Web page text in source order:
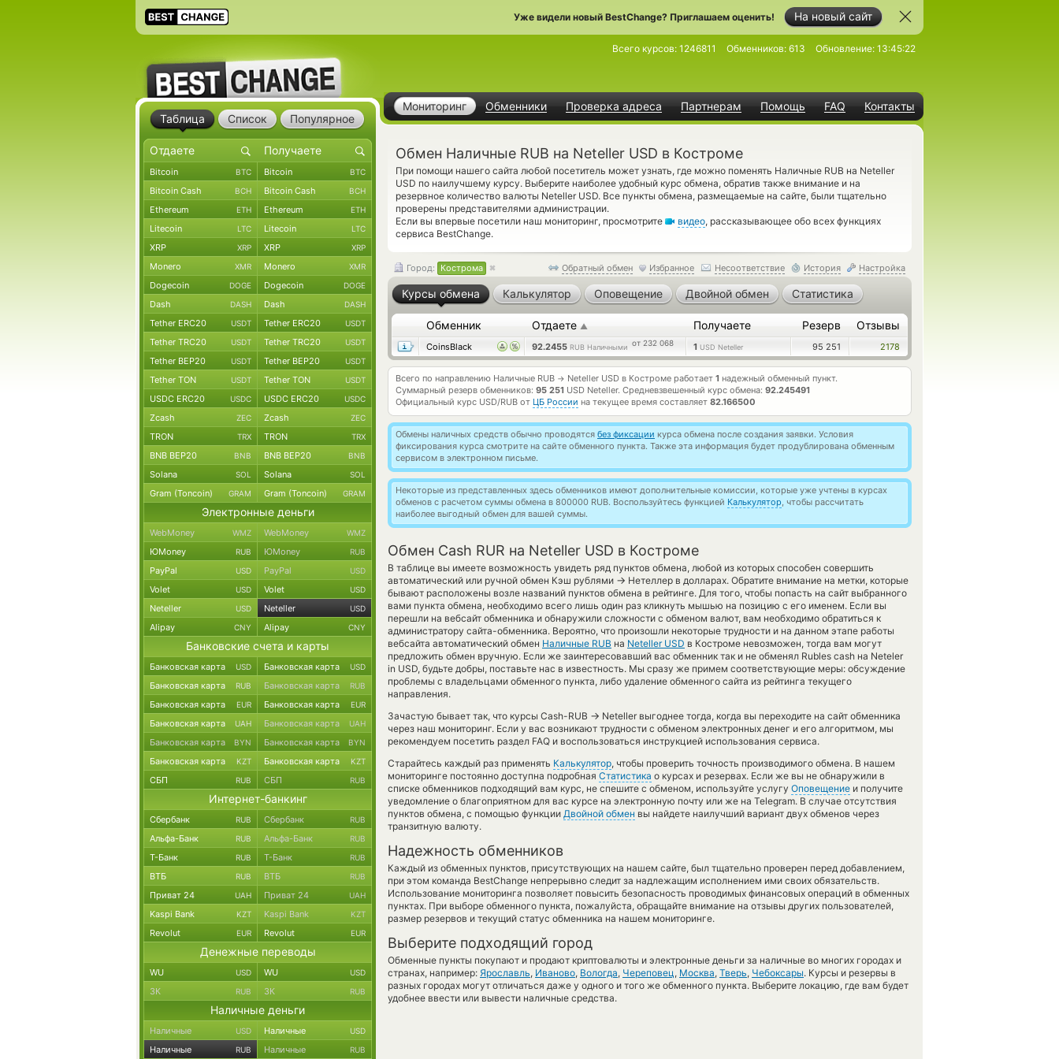
На новый сайт
Уже видели новый BestChange? Приглашаем оценить!
Мониторинг Обменники Проверка адреса Партнерам Помощь FAQ Контакты
Всего курсов: 1246811 Обменников: 613 Обновление: 13:45:22
Обмен Наличные RUB на Neteller USD в Костроме
При помощи нашего сайта любой посетитель может узнать, где можно поменять Наличные RUB на Neteller
USD по наилучшему курсу. Выберите наиболее удобный курс обмена, обратив также внимание и на
резервное количество валюты Neteller USD. Все пункты обмена, размещаемые на сайте, были тщательно
проверены представителями администрации.
Если вы впервые посетили наш мониторинг, просмотрите
видео, рассказывающее обо всех функциях
сервиса BestChange.
Обратный обмен Избранное Несоответствие История Настройка
Город: Кострома
Курсы обмена Калькулятор Оповещение Двойной обмен Статистика
Обменник Отдаете ▲ Получаете Резерв Отзывы
CoinsBlack 92.2455 RUB Наличными от 232 068 1 USD Neteller 95 251 2178
Всего по направлению Наличные RUB → Neteller USD в Костроме работает 1 надежный обменный пункт.
Суммарный резерв обменников: 95 251 USD Neteller. Средневзвешенный курс обмена: 92.245491
Официальный курс USD/RUB от ЦБ России на текущее время составляет 82.166500
Обмены наличных средств обычно проводятся без фиксации курса обмена после создания заявки. Условия
фиксирования курса смотрите на сайте обменного пункта. Также эта информация будет продублирована обменным
сервисом в электронном письме.
Некоторые из представленных здесь обменников имеют дополнительные комиссии, которые уже учтены в курсах
обменов с расчетом суммы обмена в 800000 RUB. Воспользуйтесь функцией Калькулятор, чтобы рассчитать
наиболее выгодный обмен для вашей суммы.
Обмен Cash RUR на Neteller USD в Костроме
В таблице вы имеете возможность увидеть ряд пунктов обмена, любой из которых способен совершить
автоматический или ручной обмен Кэш рублями → Нетеллер в долларах. Обратите внимание на метки, которые
бывают расположены возле названий пунктов обмена в рейтинге. Для того, чтобы попасть на сайт выбранного
вами пункта обмена, необходимо всего лишь один раз кликнуть мышью на позицию с его именем. Если вы
перешли на вебсайт обменника и обнаружили сложности с обменом валют, вам необходимо обратиться к
администратору сайта-обменника. Вероятно, что произошли некоторые трудности и на данном этапе работы
вебсайта автоматический обмен Наличные RUB на Neteller USD в Костроме невозможен, тогда вам могут
предложить обмен вручную. Если же заинтересовавший вас обменник так и не обменял Rubles cash на Neteler
in USD, будьте добры, поставьте нас в известность. Мы сразу же примем соответствующие меры: обсуждение
проблемы с владельцами обменного пункта, либо удаление обменного сайта из рейтинга текущего
направления.
Зачастую бывает так, что курсы Cash-RUB → Neteller выгоднее тогда, когда вы переходите на сайт обменника
через наш мониторинг. Если у вас возникают трудности с обменом электронных денег и его алгоритмом, мы
рекомендуем посетить раздел FAQ и воспользоваться инструкцией использования сервиса.
Старайтесь каждый раз применять Калькулятор, чтобы проверить точность производимого обмена. В нашем
мониторинге постоянно доступна подробная Статистика о курсах и резервах. Если же вы не обнаружили в
списке обменников подходящий вам курс, не спешите с обменом, используйте услугу Оповещение и получите
уведомление о благоприятном для вас курсе на электронную почту или же на Telegram. В случае отсутствия
пунктов обмена, с помощью функции Двойной обмен вы найдете наилучший вариант двух обменов через
транзитную валюту.
Надежность обменников
Каждый из обменных пунктов, присутствующих на нашем сайте, был тщательно проверен перед добавлением,
при этом команда BestChange непрерывно следит за надлежащим исполнением ими своих обязательств.
Использование мониторинга позволяет повысить безопасность проводимых финансовых операций в обменных
пунктах. При выборе обменного пункта, пожалуйста, обращайте внимание на отзывы других пользователей,
размер резервов и текущий статус обменника на нашем мониторинге.
Выберите подходящий город
Обменные пункты покупают и продают криптовалюты и электронные деньги за наличные во многих городах и
странах, например: Ярославль, Иваново, Вологда, Череповец, Москва, Тверь, Чебоксары. Курсы и резервы в
разных городах могут отличаться даже у одного и того же обменного пункта. Выберите локацию, где вам будет
удобнее ввести или вывести наличные средства.
Таблица Список Популярное
Bitcoin BTC Bitcoin BTC
Bitcoin Cash BCH Bitcoin Cash BCH
Ethereum ETH Ethereum ETH
Litecoin LTC Litecoin LTC
XRP XRP XRP XRP
Monero XMR Monero XMR
Dogecoin DOGE Dogecoin DOGE
Dash DASH Dash DASH
Tether ERC20 USDT Tether ERC20 USDT
Tether TRC20 USDT Tether TRC20 USDT
Tether BEP20 USDT Tether BEP20 USDT
Tether TON USDT Tether TON USDT
USDC ERC20 USDC USDC ERC20 USDC
Zcash ZEC Zcash ZEC
TRON TRX TRON TRX
BNB BEP20 BNB BNB BEP20 BNB
Solana SOL Solana SOL
Gram (Toncoin) GRAM Gram (Toncoin) GRAM
Электронные деньги
WebMoney WMZ WebMoney WMZ
ЮMoney RUB ЮMoney RUB
PayPal USD PayPal USD
Volet USD Volet USD
Neteller USD Neteller USD
Alipay CNY Alipay CNY
Банковские счета и карты
Банковская карта USD Банковская карта USD
Банковская карта RUB Банковская карта RUB
Банковская карта EUR Банковская карта EUR
Банковская карта UAH Банковская карта UAH
Банковская карта BYN Банковская карта BYN
Банковская карта KZT Банковская карта KZT
СБП RUB СБП RUB
Интернет-банкинг
Сбербанк RUB Сбербанк RUB
Альфа-Банк RUB Альфа-Банк RUB
Т-Банк RUB Т-Банк RUB
ВТБ RUB ВТБ RUB
Приват 24 UAH Приват 24 UAH
Kaspi Bank KZT Kaspi Bank KZT
Revolut EUR Revolut EUR
Денежные переводы
WU USD WU USD
ЗК RUB ЗК RUB
Наличные деньги
Наличные USD Наличные USD
Наличные RUB Наличные RUB